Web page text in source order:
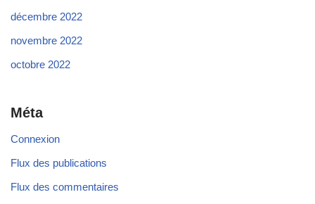
décembre 2022
novembre 2022
octobre 2022
Méta
Connexion
Flux des publications
Flux des commentaires